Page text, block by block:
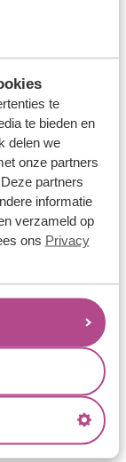
te
te bieden en
delen we
onze partners
partners
informatie
verzameld op
ons Privacy